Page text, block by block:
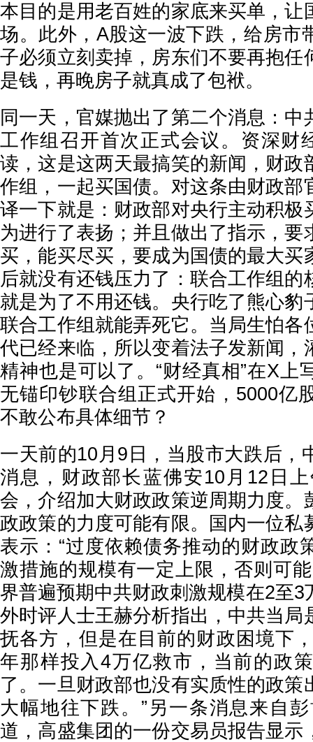
本目的是用老百姓的家底来买单，让
场。此外，A股这一波下跌，给房市
子必须立刻卖掉，房东们不要再抱任
是钱，再晚房子就真成了包袱。
同一天，官媒抛出了第二个消息：中
工作组召开首次正式会议。资深财
读，这是这两天最搞笑的新闻，财政
作组，一起买国债。对这条由财政部
译一下就是：财政部对央行主动积极
为进行了表扬；并且做出了指示，要
买，能买尽买，要成为国债的最大买
后就没有还钱压力了：联合工作组的
就是为了不用还钱。央行吃了熊心豹
联合工作组就能弄死它。当局生怕各
代已经来临，所以变着法子发新闻，
精神也是可以了。“财经真相”在X上
无锚印钞联合组正式开始，5000亿
不敢公布具体细节？
一天前的10月9日，当股市大跌后，
消息，财政部长蓝佛安10月12日
会，介绍加大财政政策逆周期力度。
政政策的力度可能有限。国内一位私
表示：“过度依赖债务推动的财政政
激措施的规模有一定上限，否则可
界普遍预期中共财政刺激规模在2至3
外时评人士王赫分析指出，中共当局
抚各方，但是在目前的财政困境下
年那样投入4万亿救市，当前的政
了。一旦财政部也没有实质性的政策
大幅地往下跌。”另一条消息来自
道，高盛集团的一份交易员报告显示